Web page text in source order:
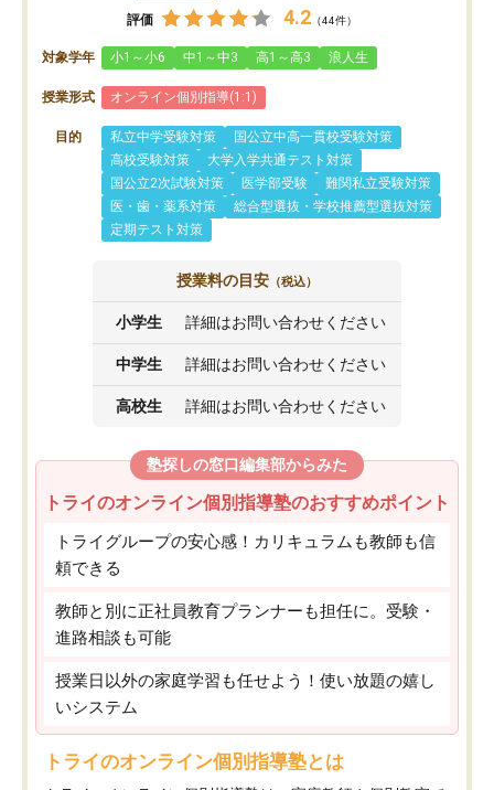
評価 4.2 （44件）
対象学年 小1～小6 中1～中3 高1～高3 浪人生
授業形式 オンライン個別指導(1:1)
目的 私立中学受験対策
国公立中高一貫校受験対策
高校受験対策
大学入学共通テスト対策
国公立2次試験対策
医学部受験
難関私立受験対策
医・歯・薬系対策
総合型選抜・学校推薦型選抜対策
定期テスト対策
授業料の目安 （税込）
小学生 詳細はお問い合わせください
中学生 詳細はお問い合わせください
高校生 詳細はお問い合わせください
塾探しの窓口編集部からみた
トライのオンライン個別指導塾のおすすめポイント
トライグループの安心感！カリキュラムも教師も信
頼できる
教師と別に正社員教育プランナーも担任に。受験・
進路相談も可能
授業日以外の家庭学習も任せよう！使い放題の嬉し
いシステム
トライのオンライン個別指導塾とは